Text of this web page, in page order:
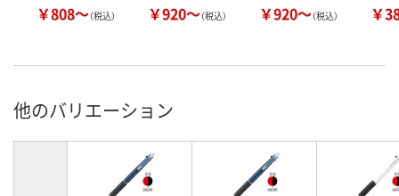
￥808～（税込） ￥920～（税込） ￥920～（税込） ￥
他のバリエーション